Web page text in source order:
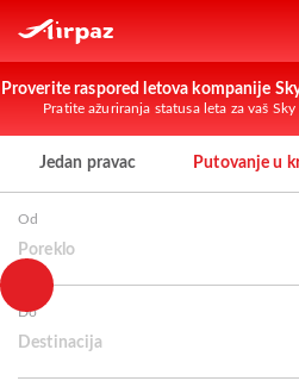
Proverite raspored letova kompanije
Pratite ažuriranja statusa leta za vaš
Jedan pravac Putovanje u
Od
Poreklo
Do
Destinacija